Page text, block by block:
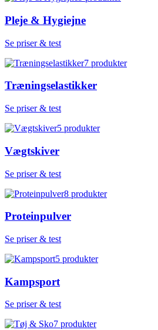
Pleje & Hygiejne
Se priser & test
7 produkter
Træningselastikker
Se priser & test
5 produkter
Vægtskiver
Se priser & test
8 produkter
Proteinpulver
Se priser & test
5 produkter
Kampsport
Se priser & test
7 produkter